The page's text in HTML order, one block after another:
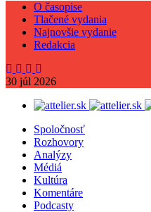
O časopise
Tlačené vydania
Najnovšie vydanie
Redakcia
30 júl 2026
Spoločnosť
Rozhovory
Analýzy
Médiá
Kultúra
Komentáre
Podcasty